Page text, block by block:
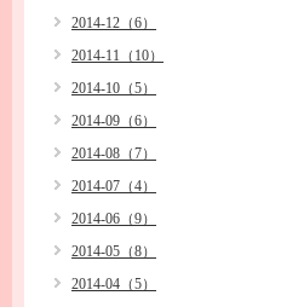
2014-12（6）
2014-11（10）
2014-10（5）
2014-09（6）
2014-08（7）
2014-07（4）
2014-06（9）
2014-05（8）
2014-04（5）